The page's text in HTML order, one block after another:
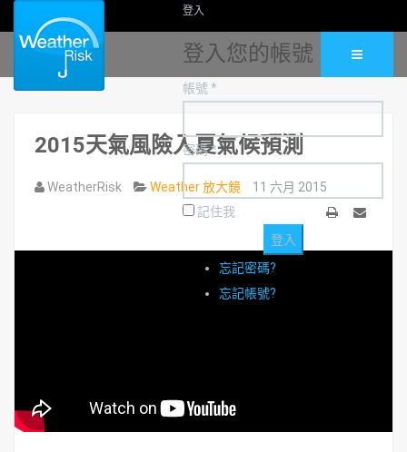
登入
登入您的帳號
帳號 *
密碼 *
記住我
忘記密碼?
忘記帳號?
2015天氣風險入夏氣候預測
WeatherRisk Weather 放大鏡 11 六月 2015